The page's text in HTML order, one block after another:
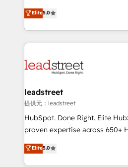
the United States, EU, UAE,
America. From casual user to super fan: make
grow with clarity, confidence,
Operating across the UK,
Canada, we’ve delivered
HubSpot projects for mid-
combine HubSpot, data, and
and technology for predictable,
growth. Our expertise spans
architecture, AI enablement,
delivered through our
Partner and ISO 27001:2022
we blend strategy, creativity,
Elite5.0
leadstreet
提供元：leadstreet
HubSpot. Done Right. Elite
proven expertise across 650+
implementations. With 12+ years of HubSpot
experience, we help you use
Elite5.0